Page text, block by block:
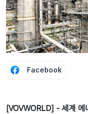
Facebook
[VOVWORLD] - 세계 에